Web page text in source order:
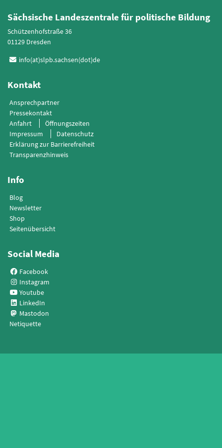
Sächsische Landeszentrale für politische Bildung
Schützenhofstraße 36
01129 Dresden
info(at)slpb.sachsen(dot)de
Kontakt
Ansprechpartner
Pressekontakt
Anfahrt
Öffnungszeiten
Impressum
Datenschutz
Erklärung zur Barrierefreiheit
Transparenzhinweis
Info
Blog
Newsletter
Shop
Seitenübersicht
Social Media
Facebook
Instagram
Youtube
LinkedIn
Mastodon
Netiquette